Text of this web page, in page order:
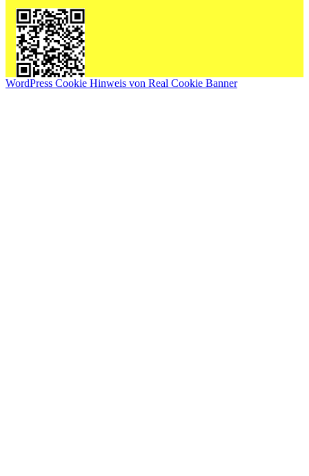
WordPress Cookie Hinweis von Real Cookie Banner